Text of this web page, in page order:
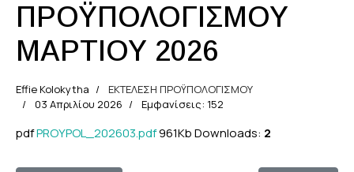
ΠΡΟΫΠΟΛΟΓΙΣΜΟΥ
ΜΑΡΤΙΟΥ 2026
Effie Kolokytha
ΕΚΤΕΛΕΣΗ ΠΡΟΫΠΟΛΟΓΙΣΜΟΥ
03 Απριλίου 2026
Εμφανίσεις: 152
pdfPROYPOL_202603.pdf961KbDownloads: 2